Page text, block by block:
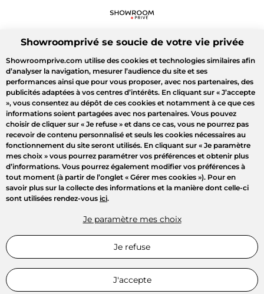
Showroomprivé se soucie de votre vie privée
Showroomprive.com utilise des cookies et technologies similaires afin
d’analyser la navigation, mesurer l’audience du site et ses
performances ainsi que pour vous proposer, avec nos partenaires, des
publicités adaptées à vos centres d’intérêts. En cliquant sur « J’accepte
», vous consentez au dépôt de ces cookies et notamment à ce que ces
informations soient partagées avec nos partenaires. Vous pouvez
choisir de cliquer sur « Je refuse » et dans ce cas, vous ne pourrez pas
recevoir de contenu personnalisé et seuls les cookies nécessaires au
fonctionnement du site seront utilisés. En cliquant sur « Je paramètre
mes choix » vous pourrez paramétrer vos préférences et obtenir plus
d’informations. Vous pourrez également modifier vos préférences à
tout moment (à partir de l’onglet « Gérer mes cookies »). Pour en
savoir plus sur la collecte des informations et la manière dont celle-ci
sont utilisées rendez-vous ici.
Je paramètre mes choix
Je refuse
J'accepte